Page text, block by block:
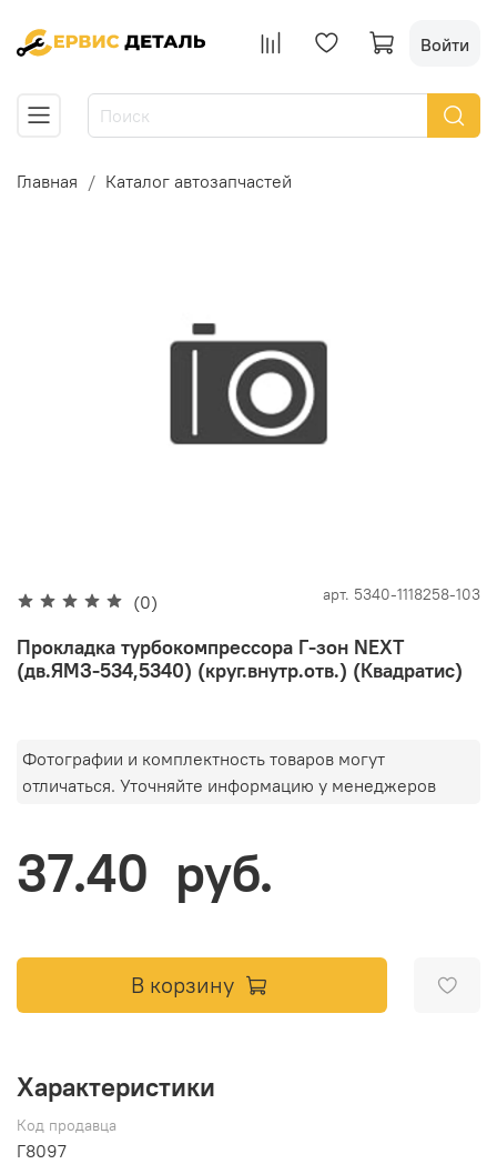
Войти
Главная Каталог автозапчастей
(0) арт. 5340-1118258-103
Прокладка турбокомпрессора Г-зон NEXT
(дв.ЯМЗ-534,5340) (круг.внутр.отв.) (Квадратис)
Фотографии и комплектность товаров могут
отличаться. Уточняйте информацию у менеджеров
37.40 руб.
В корзину
Характеристики
Код продавца
Г8097